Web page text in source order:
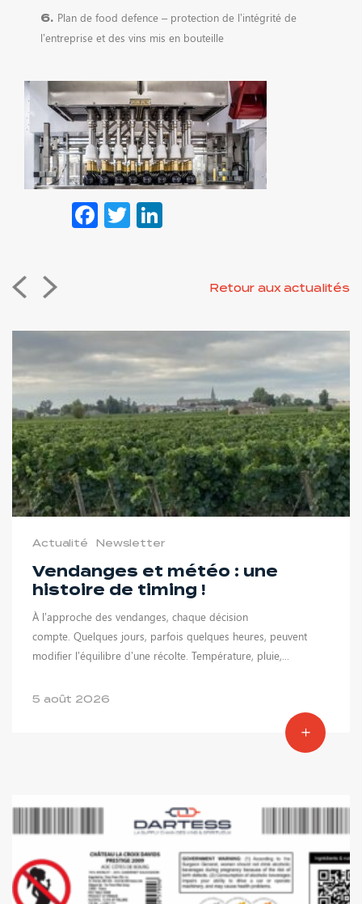
Plan de food defence – protection de l’intégrité de
l’entreprise et des vins mis en bouteille
Facebook
Twitter
Retour aux actualités
Actualité Newsletter
Vendanges et météo : une
histoire de timing !
À l’approche des vendanges, chaque décision
compte. Quelques jours, parfois quelques heures, peuvent
modifier l’équilibre d’une récolte. Température, pluie,...
5 août 2026